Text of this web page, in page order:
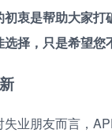
初衷是帮助大家
择，只是希望您
业朋友而言，